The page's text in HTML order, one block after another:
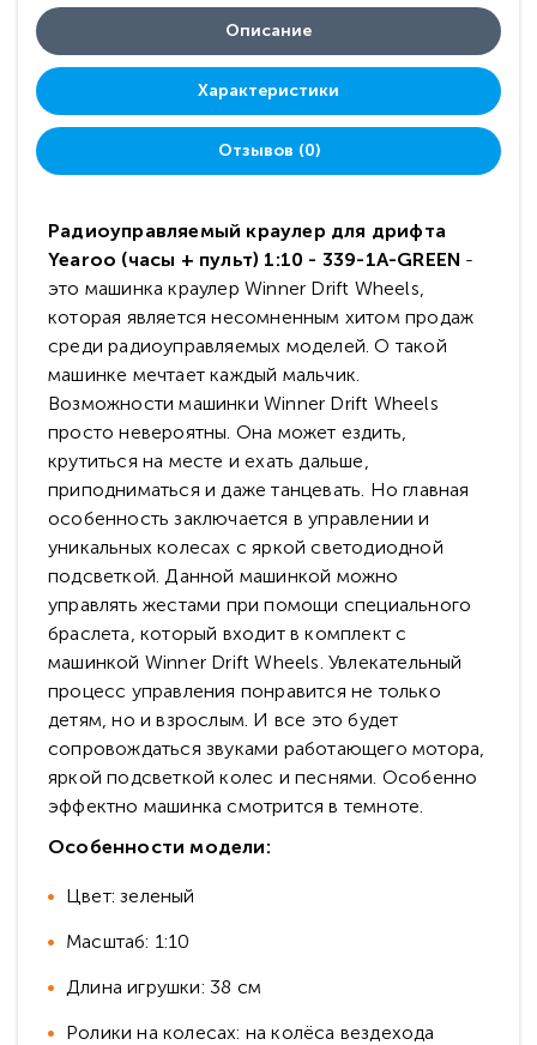
Описание
Характеристики
Отзывов (0)
Радиоуправляемый краулер для дрифта
Yearoo (часы + пульт) 1:10 - 339-1A-GREEN -
это машинка краулер Winner Drift Wheels,
которая является несомненным хитом продаж
среди радиоуправляемых моделей. О такой
машинке мечтает каждый мальчик.
Возможности машинки Winner Drift Wheels
просто невероятны. Она может ездить,
крутиться на месте и ехать дальше,
приподниматься и даже танцевать. Но главная
особенность заключается в управлении и
уникальных колесах с яркой светодиодной
подсветкой. Данной машинкой можно
управлять жестами при помощи специального
браслета, который входит в комплект с
машинкой Winner Drift Wheels. Увлекательный
процесс управления понравится не только
детям, но и взрослым. И все это будет
сопровождаться звуками работающего мотора,
яркой подсветкой колес и песнями. Особенно
эффектно машинка смотрится в темноте.
Особенности модели:
Цвет: зеленый
Масштаб: 1:10
Длина игрушки: 38 см
Ролики на колесах: на колёса вездехода